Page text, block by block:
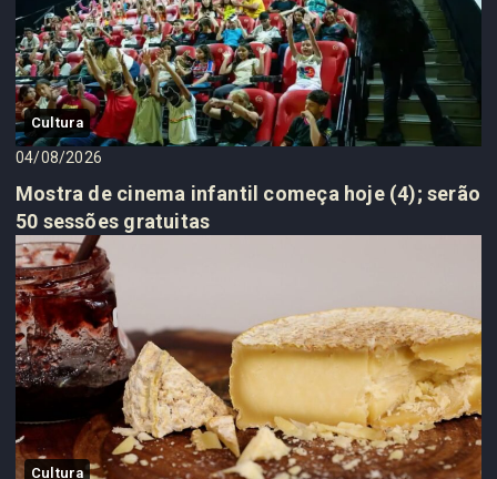
Cultura
04/08/2026
Mostra de cinema infantil começa hoje (4); serão
50 sessões gratuitas
Cultura